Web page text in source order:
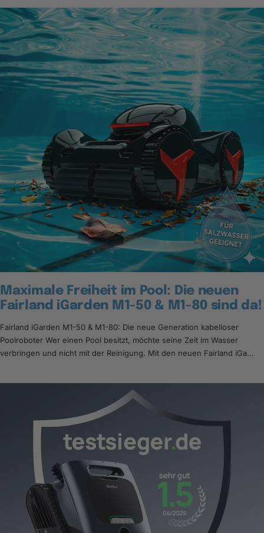
Maximale Freiheit im Pool: Die neuen
Fairland iGarden M1-50 & M1-80 sind da!
Fairland iGarden M1-50 & M1-80: Die neue Generation kabelloser
Poolroboter Wer einen Pool besitzt, möchte seine Zeit im Wasser
verbringen und nicht mit der Reinigung. Mit den neuen Fairland iGa...